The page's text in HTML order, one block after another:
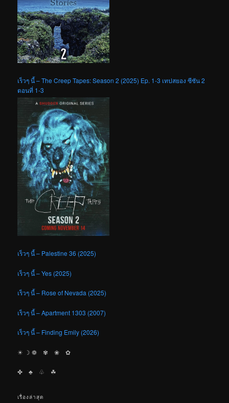
เร็วๆ นี้ – The Creep Tapes: Season 2 (2025) Ep. 1-3 เทปสยอง ซีซัน 2
ตอนที่ 1-3
เร็วๆ นี้ – Palestine 36 (2025)
เร็วๆ นี้ – Yes (2025)
เร็วๆ นี้ – Rose of Nevada (2025)
เร็วๆ นี้ – Apartment 1303 (2007)
เร็วๆ นี้ – Finding Emily (2026)
☀︎ ☽ ❁ ✾ ❀ ✿
✤ ♣︎ ♧ ☘︎
เรื่องล่าสุด